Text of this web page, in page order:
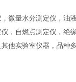
微量水分测定仪，
，自燃点测定仪，
他实验室仪器，品种